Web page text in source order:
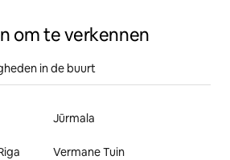
om te verkennen
in de buurt
Jūrmala
Vermane Tuin